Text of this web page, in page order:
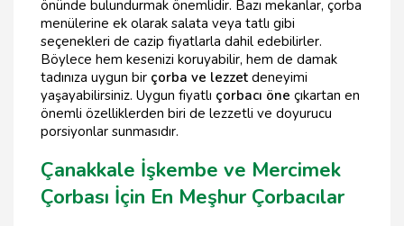
önünde bulundurmak önemlidir. Bazı mekanlar, çorba
menülerine ek olarak salata veya tatlı gibi
seçenekleri de cazip fiyatlarla dahil edebilirler.
Böylece hem kesenizi koruyabilir, hem de damak
tadınıza uygun bir çorba ve lezzet deneyimi
yaşayabilirsiniz. Uygun fiyatlı çorbacı öne çıkartan en
önemli özelliklerden biri de lezzetli ve doyurucu
porsiyonlar sunmasıdır.
Çanakkale İşkembe ve Mercimek
Çorbası İçin En Meşhur Çorbacılar